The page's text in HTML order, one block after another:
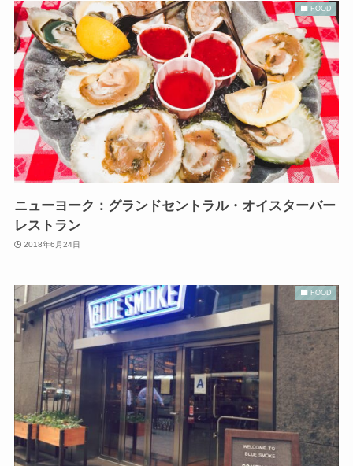
FOOD
ニューヨーク：グランドセントラル・オイスターバー
レストラン
2018年6月24日
FOOD